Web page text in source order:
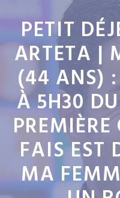
PETIT
ARTETA |
(44 ANS)
À 5H30
PREMIÈRE
FAIS EST
MA